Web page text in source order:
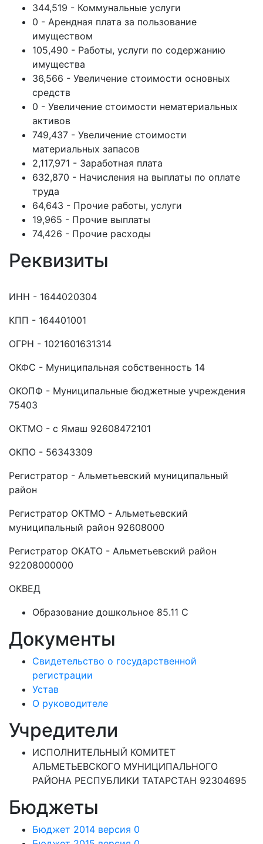
344,519 - Коммунальные услуги
0 - Арендная плата за пользование
имуществом
105,490 - Работы, услуги по содержанию
имущества
36,566 - Увеличение стоимости основных
средств
0 - Увеличение стоимости нематериальных
активов
749,437 - Увеличение стоимости
материальных запасов
2,117,971 - Заработная плата
632,870 - Начисления на выплаты по оплате
труда
64,643 - Прочие работы, услуги
19,965 - Прочие выплаты
74,426 - Прочие расходы
Реквизиты
ИНН - 1644020304
КПП - 164401001
ОГРН - 1021601631314
ОКФС - Муниципальная собственность 14
ОКОПФ - Муниципальные бюджетные учреждения
75403
ОКТМО - с Ямаш 92608472101
ОКПО - 56343309
Регистратор - Альметьевский муниципальный
район
Регистратор ОКТМО - Альметьевский
муниципальный район 92608000
Регистратор ОКАТО - Альметьевский район
92208000000
ОКВЕД
Образование дошкольное 85.11 C
Документы
Свидетельство о государственной
регистрации
Устав
О руководителе
Учредители
ИСПОЛНИТЕЛЬНЫЙ КОМИТЕТ
АЛЬМЕТЬЕВСКОГО МУНИЦИПАЛЬНОГО
РАЙОНА РЕСПУБЛИКИ ТАТАРСТАН 92304695
Бюджеты
Бюджет 2014 версия 0